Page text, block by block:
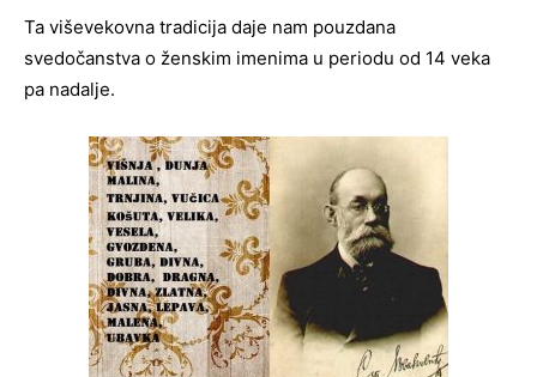
Ta viševekovna tradicija daje nam pouzdana
svedočanstva o ženskim imenima u periodu od 14 veka
pa nadalje.